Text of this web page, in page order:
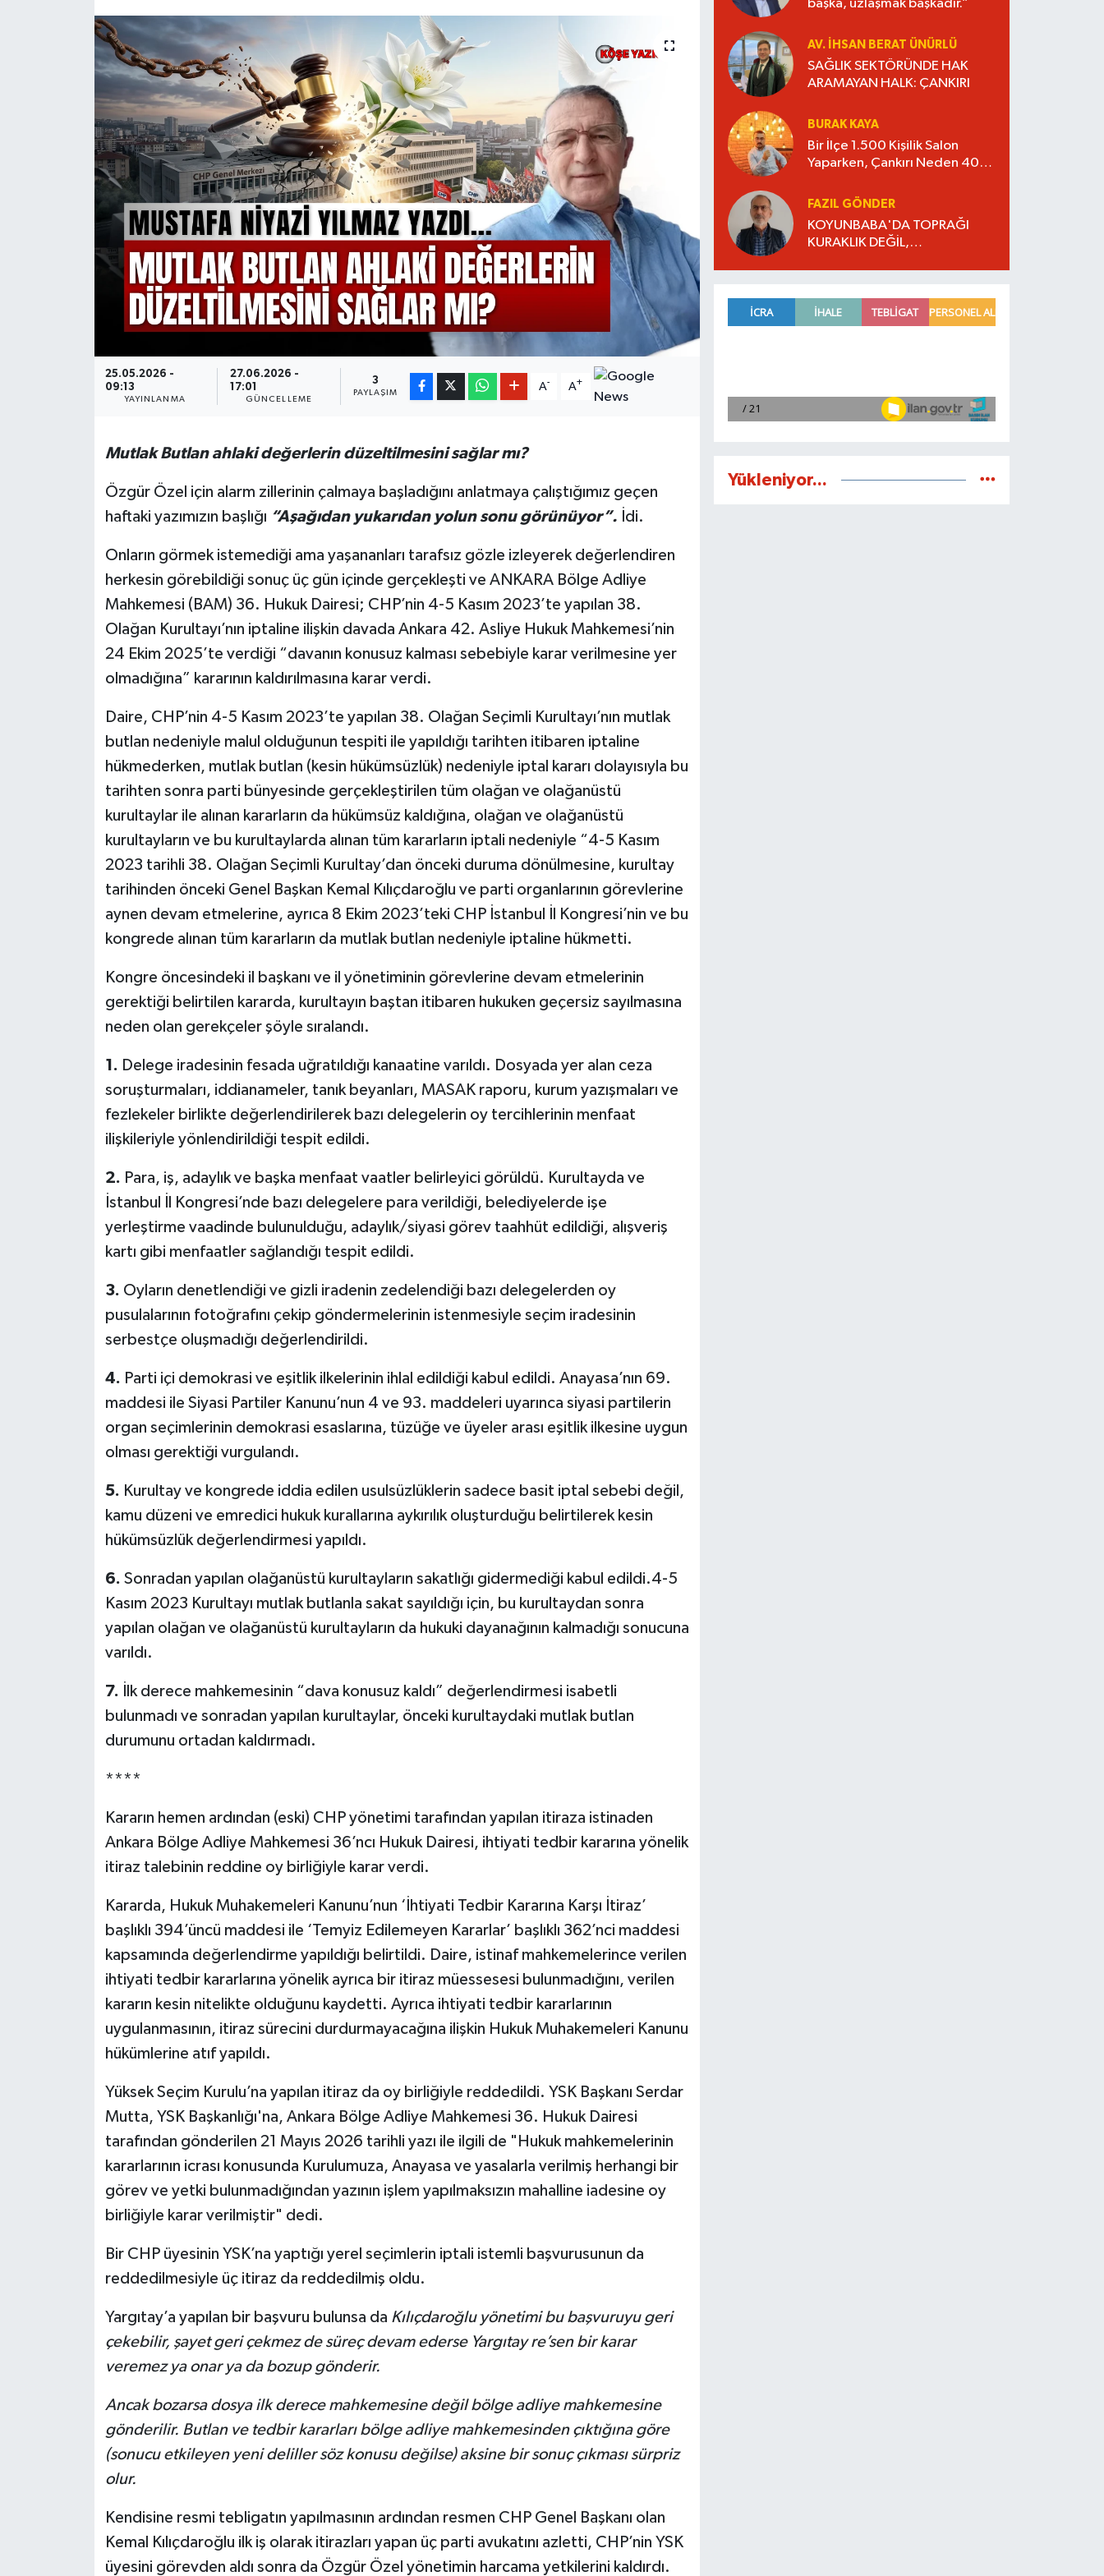
25.05.2026 -
09:13
YAYINLANMA
27.06.2026 -
17:01
GÜNCELLEME
3
PAYLAŞIM
A- A+
Mutlak Butlan ahlaki değerlerin düzeltilmesini sağlar mı?
Özgür Özel için alarm zillerinin çalmaya başladığını anlatmaya çalıştığımız geçen
haftaki yazımızın başlığı “Aşağıdan yukarıdan yolun sonu görünüyor”. İdi.
Onların görmek istemediği ama yaşananları tarafsız gözle izleyerek değerlendiren
herkesin görebildiği sonuç üç gün içinde gerçekleşti ve ANKARA Bölge Adliye
Mahkemesi (BAM) 36. Hukuk Dairesi; CHP’nin 4-5 Kasım 2023’te yapılan 38.
Olağan Kurultayı’nın iptaline ilişkin davada Ankara 42. Asliye Hukuk Mahkemesi’nin
24 Ekim 2025’te verdiği “davanın konusuz kalması sebebiyle karar verilmesine yer
olmadığına” kararının kaldırılmasına karar verdi.
Daire, CHP’nin 4-5 Kasım 2023’te yapılan 38. Olağan Seçimli Kurultayı’nın mutlak
butlan nedeniyle malul olduğunun tespiti ile yapıldığı tarihten itibaren iptaline
hükmederken, mutlak butlan (kesin hükümsüzlük) nedeniyle iptal kararı dolayısıyla bu
tarihten sonra parti bünyesinde gerçekleştirilen tüm olağan ve olağanüstü
kurultaylar ile alınan kararların da hükümsüz kaldığına, olağan ve olağanüstü
kurultayların ve bu kurultaylarda alınan tüm kararların iptali nedeniyle “4-5 Kasım
2023 tarihli 38. Olağan Seçimli Kurultay’dan önceki duruma dönülmesine, kurultay
tarihinden önceki Genel Başkan Kemal Kılıçdaroğlu ve parti organlarının görevlerine
aynen devam etmelerine, ayrıca 8 Ekim 2023’teki CHP İstanbul İl Kongresi’nin ve bu
kongrede alınan tüm kararların da mutlak butlan nedeniyle iptaline hükmetti.
Kongre öncesindeki il başkanı ve il yönetiminin görevlerine devam etmelerinin
gerektiği belirtilen kararda, kurultayın baştan itibaren hukuken geçersiz sayılmasına
neden olan gerekçeler şöyle sıralandı.
1. Delege iradesinin fesada uğratıldığı kanaatine varıldı. Dosyada yer alan ceza
soruşturmaları, iddianameler, tanık beyanları, MASAK raporu, kurum yazışmaları ve
fezlekeler birlikte değerlendirilerek bazı delegelerin oy tercihlerinin menfaat
ilişkileriyle yönlendirildiği tespit edildi.
2. Para, iş, adaylık ve başka menfaat vaatler belirleyici görüldü. Kurultayda ve
İstanbul İl Kongresi’nde bazı delegelere para verildiği, belediyelerde işe
yerleştirme vaadinde bulunulduğu, adaylık/siyasi görev taahhüt edildiği, alışveriş
kartı gibi menfaatler sağlandığı tespit edildi.
3. Oyların denetlendiği ve gizli iradenin zedelendiği bazı delegelerden oy
pusulalarının fotoğrafını çekip göndermelerinin istenmesiyle seçim iradesinin
serbestçe oluşmadığı değerlendirildi.
4. Parti içi demokrasi ve eşitlik ilkelerinin ihlal edildiği kabul edildi. Anayasa’nın 69.
maddesi ile Siyasi Partiler Kanunu’nun 4 ve 93. maddeleri uyarınca siyasi partilerin
organ seçimlerinin demokrasi esaslarına, tüzüğe ve üyeler arası eşitlik ilkesine uygun
olması gerektiği vurgulandı.
5. Kurultay ve kongrede iddia edilen usulsüzlüklerin sadece basit iptal sebebi değil,
kamu düzeni ve emredici hukuk kurallarına aykırılık oluşturduğu belirtilerek kesin
hükümsüzlük değerlendirmesi yapıldı.
6. Sonradan yapılan olağanüstü kurultayların sakatlığı gidermediği kabul edildi.4-5
Kasım 2023 Kurultayı mutlak butlanla sakat sayıldığı için, bu kurultaydan sonra
yapılan olağan ve olağanüstü kurultayların da hukuki dayanağının kalmadığı sonucuna
varıldı.
7. İlk derece mahkemesinin “dava konusuz kaldı” değerlendirmesi isabetli
bulunmadı ve sonradan yapılan kurultaylar, önceki kurultaydaki mutlak butlan
durumunu ortadan kaldırmadı.
****
Kararın hemen ardından (eski) CHP yönetimi tarafından yapılan itiraza istinaden
Ankara Bölge Adliye Mahkemesi 36’ncı Hukuk Dairesi, ihtiyati tedbir kararına yönelik
itiraz talebinin reddine oy birliğiyle karar verdi.
Kararda, Hukuk Muhakemeleri Kanunu’nun ‘İhtiyati Tedbir Kararına Karşı İtiraz’
başlıklı 394’üncü maddesi ile ‘Temyiz Edilemeyen Kararlar’ başlıklı 362’nci maddesi
kapsamında değerlendirme yapıldığı belirtildi. Daire, istinaf mahkemelerince verilen
ihtiyati tedbir kararlarına yönelik ayrıca bir itiraz müessesesi bulunmadığını, verilen
kararın kesin nitelikte olduğunu kaydetti. Ayrıca ihtiyati tedbir kararlarının
uygulanmasının, itiraz sürecini durdurmayacağına ilişkin Hukuk Muhakemeleri Kanunu
hükümlerine atıf yapıldı.
Yüksek Seçim Kurulu’na yapılan itiraz da oy birliğiyle reddedildi. YSK Başkanı Serdar
Mutta, YSK Başkanlığı'na, Ankara Bölge Adliye Mahkemesi 36. Hukuk Dairesi
tarafından gönderilen 21 Mayıs 2026 tarihli yazı ile ilgili de "Hukuk mahkemelerinin
kararlarının icrası konusunda Kurulumuza, Anayasa ve yasalarla verilmiş herhangi bir
görev ve yetki bulunmadığından yazının işlem yapılmaksızın mahalline iadesine oy
birliğiyle karar verilmiştir" dedi.
Bir CHP üyesinin YSK’na yaptığı yerel seçimlerin iptali istemli başvurusunun da
reddedilmesiyle üç itiraz da reddedilmiş oldu.
Yargıtay’a yapılan bir başvuru bulunsa da Kılıçdaroğlu yönetimi bu başvuruyu geri
çekebilir, şayet geri çekmez de süreç devam ederse Yargıtay re’sen bir karar
veremez ya onar ya da bozup gönderir.
Ancak bozarsa dosya ilk derece mahkemesine değil bölge adliye mahkemesine
gönderilir. Butlan ve tedbir kararları bölge adliye mahkemesinden çıktığına göre
(sonucu etkileyen yeni deliller söz konusu değilse) aksine bir sonuç çıkması sürpriz
olur.
Kendisine resmi tebligatın yapılmasının ardından resmen CHP Genel Başkanı olan
Kemal Kılıçdaroğlu ilk iş olarak itirazları yapan üç parti avukatını azletti, CHP’nin YSK
üyesini görevden aldı sonra da Özgür Özel yönetimin harcama yetkilerini kaldırdı.
başka, uzlaşmak başkadır.”
AV. İHSAN BERAT ÜNÜRLÜ
SAĞLIK SEKTÖRÜNDE HAK
ARAMAYAN HALK: ÇANKIRI
BURAK KAYA
Bir İlçe 1.500 Kişilik Salon
Yaparken, Çankırı Neden 400
FAZIL GÖNDER
KOYUNBABA'DA TOPRAĞI
KURAKLIK DEĞİL,
Yükleniyor...
KÜLTÜR SANAT
MAGAZİN
SİYASET
VİZYONDAKİLER